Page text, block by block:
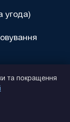
угода)
та покращення